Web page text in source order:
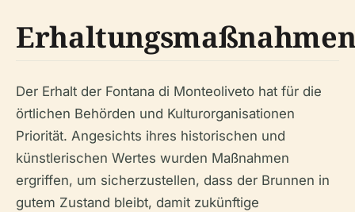
Der Erhalt der Fontana di Monteoliveto hat für die
örtlichen Behörden und Kulturorganisationen
Priorität. Angesichts ihres historischen und
künstlerischen Wertes wurden Maßnahmen
ergriffen, um sicherzustellen, dass der Brunnen in
gutem Zustand bleibt, damit zukünftige